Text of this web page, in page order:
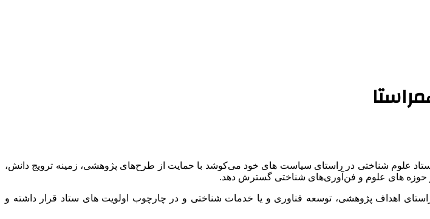
علوم شناختی در راستای سیاست های خود می‌کوشد با حمایت از طرح‌های پژوهشی، زمینه ترویج دانش،
حوزه های علوم و فن‌آوری‌های شناختی‌ گسترش دهد.
اهداف پژوهشی، توسعه فناوری و یا خدمات شناختی و در چارچوب اولویت های ستاد قرار داشته و